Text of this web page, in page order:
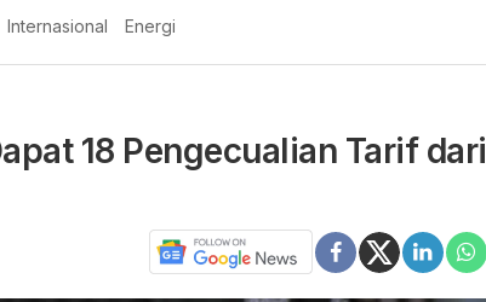
Internasional Energi
18 Pengecualian Tarif dari